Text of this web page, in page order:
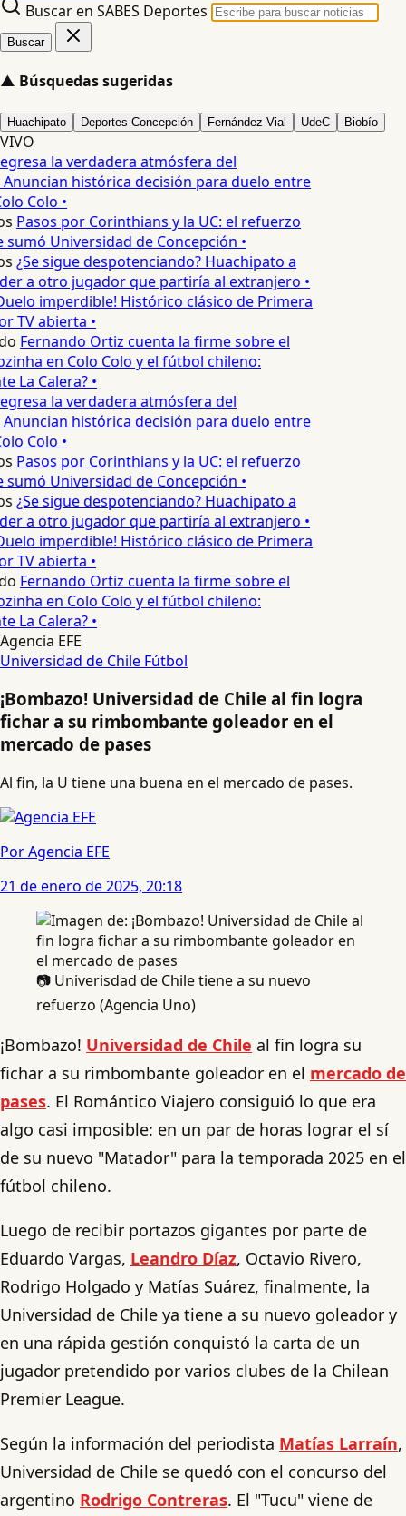
Buscar en SABES Deportes
Buscar
▲ Búsquedas sugeridas
Huachipato Deportes Concepción Fernández Vial UdeC Biobío
VIVO
la verdadera atmósfera del
histórica decisión para duelo entre
Colo •
Pasos por Corinthians y la UC: el refuerzo
Universidad de Concepción •
¿Se sigue despotenciando? Huachipato a
a otro jugador que partiría al extranjero •
imperdible! Histórico clásico de Primera
TV abierta •
Fernando Ortiz cuenta la firme sobre el
en Colo Colo y el fútbol chileno:
La Calera? •
la verdadera atmósfera del
histórica decisión para duelo entre
Colo •
Pasos por Corinthians y la UC: el refuerzo
Universidad de Concepción •
¿Se sigue despotenciando? Huachipato a
a otro jugador que partiría al extranjero •
imperdible! Histórico clásico de Primera
TV abierta •
Fernando Ortiz cuenta la firme sobre el
en Colo Colo y el fútbol chileno:
La Calera? •
Agencia EFE
Universidad de Chile Fútbol
¡Bombazo! Universidad de Chile al fin logra
fichar a su rimbombante goleador en el
mercado de pases
Al fin, la U tiene una buena en el mercado de pases.
Por Agencia EFE
21 de enero de 2025, 20:18
📷 Univerisdad de Chile tiene a su nuevo
refuerzo (Agencia Uno)
¡Bombazo! Universidad de Chile al fin logra su
fichar a su rimbombante goleador en el mercado de
pases. El Romántico Viajero consiguió lo que era
algo casi imposible: en un par de horas lograr el sí
de su nuevo "Matador" para la temporada 2025 en el
fútbol chileno.
Luego de recibir portazos gigantes por parte de
Eduardo Vargas, Leandro Díaz, Octavio Rivero,
Rodrigo Holgado y Matías Suárez, finalmente, la
Universidad de Chile ya tiene a su nuevo goleador y
en una rápida gestión conquistó la carta de un
jugador pretendido por varios clubes de la Chilean
Premier League.
Según la información del periodista Matías Larraín,
Universidad de Chile se quedó con el concurso del
argentino Rodrigo Contreras. El "Tucu" viene de